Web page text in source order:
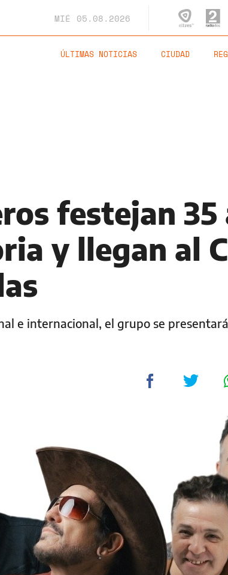
MIÉ 05.08.2026
ÚLTIMAS NOTICIAS CIUDAD
festejan 35
y llegan al
e internacional, el grupo se